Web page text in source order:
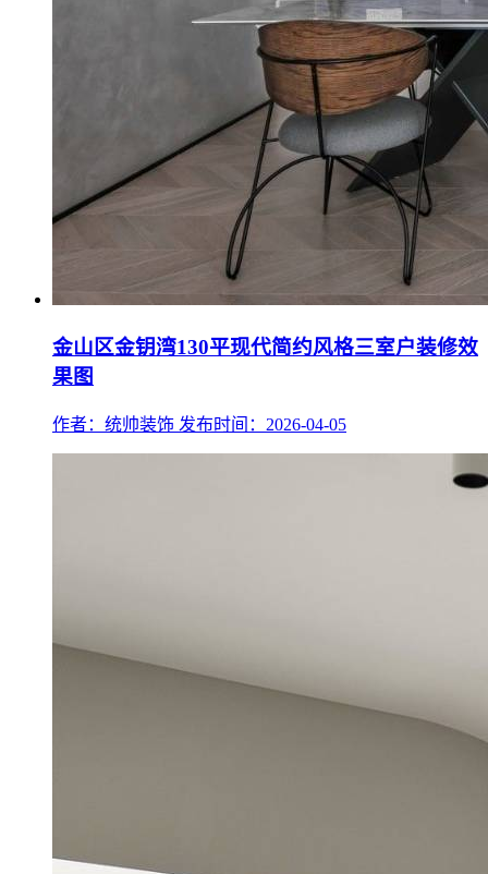
金山区金钥湾130平现代简约风格三室户装修效
果图
作者：统帅装饰 发布时间：2026-04-05